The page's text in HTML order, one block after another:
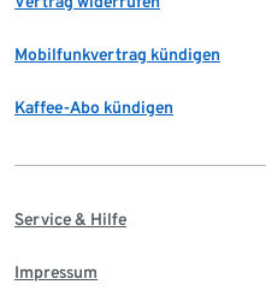
Mobilfunkvertrag kündigen
Kaffee-Abo kündigen
Service & Hilfe
Impressum